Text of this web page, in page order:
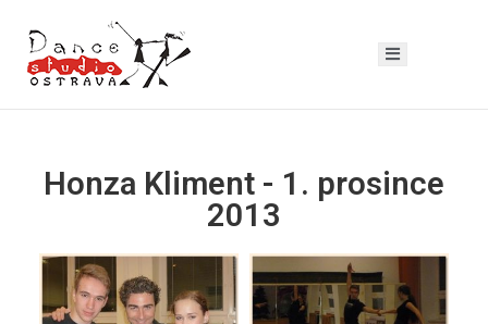
Honza Kliment - 1. prosince
2013